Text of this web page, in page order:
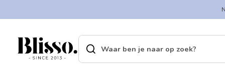
Home
c
k
w
a
shopping_cart
Home
Zoek op"
search